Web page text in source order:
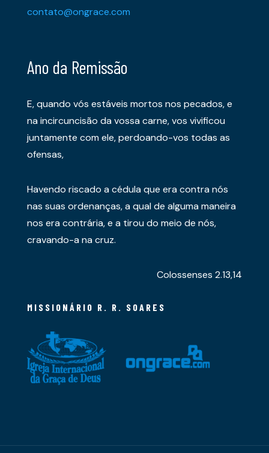
contato@ongrace.com
Ano da Remissão
E, quando vós estáveis mortos nos pecados, e
na incircuncisão da vossa carne, vos vivificou
juntamente com ele, perdoando-vos todas as
ofensas,
Havendo riscado a cédula que era contra nós
nas suas ordenanças, a qual de alguma maneira
nos era contrária, e a tirou do meio de nós,
cravando-a na cruz.
Colossenses 2.13,14
MISSIONÁRIO R. R. SOARES